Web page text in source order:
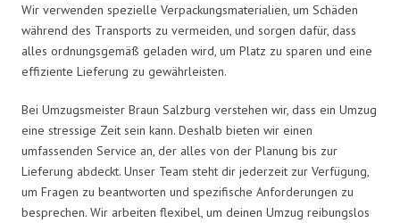
Wir verwenden spezielle Verpackungsmaterialien, um Schäden
während des Transports zu vermeiden, und sorgen dafür, dass
alles ordnungsgemäß geladen wird, um Platz zu sparen und eine
effiziente Lieferung zu gewährleisten.
Bei Umzugsmeister Braun Salzburg verstehen wir, dass ein Umzug
eine stressige Zeit sein kann. Deshalb bieten wir einen
umfassenden Service an, der alles von der Planung bis zur
Lieferung abdeckt. Unser Team steht dir jederzeit zur Verfügung,
um Fragen zu beantworten und spezifische Anforderungen zu
besprechen. Wir arbeiten flexibel, um deinen Umzug reibungslos